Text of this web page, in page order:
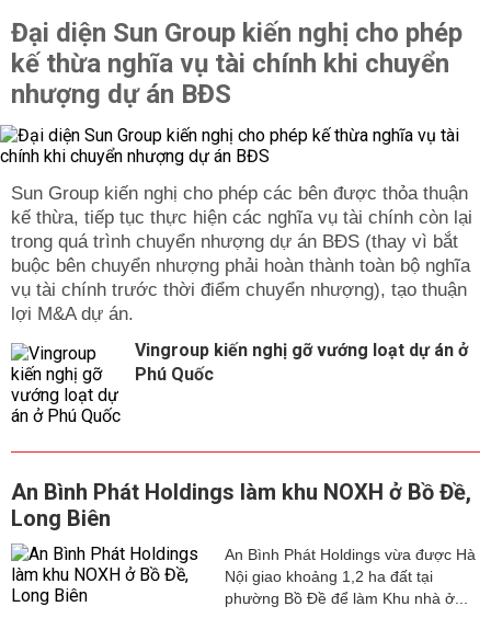
Đại diện Sun Group kiến nghị cho phép
kế thừa nghĩa vụ tài chính khi chuyển
nhượng dự án BĐS
Sun Group kiến nghị cho phép các bên được thỏa thuận
kế thừa, tiếp tục thực hiện các nghĩa vụ tài chính còn lại
trong quá trình chuyển nhượng dự án BĐS (thay vì bắt
buộc bên chuyển nhượng phải hoàn thành toàn bộ nghĩa
vụ tài chính trước thời điểm chuyển nhượng), tạo thuận
lợi M&A dự án.
Vingroup kiến nghị gỡ vướng loạt dự án ở
Phú Quốc
An Bình Phát Holdings làm khu NOXH ở Bồ Đề,
Long Biên
An Bình Phát Holdings vừa được Hà
Nội giao khoảng 1,2 ha đất tại
phường Bồ Đề để làm Khu nhà ở...